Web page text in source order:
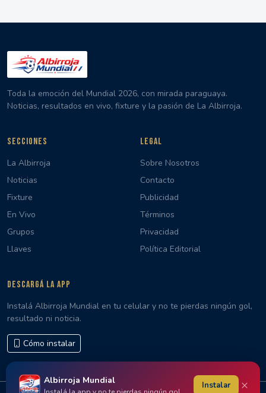
Toda la emoción del Mundial 2026, con mirada paraguaya.
Noticias, resultados en vivo, fixture y la pasión de La Albirroja.
SECCIONES
La Albirroja
Noticias
Fixture
En Vivo
Grupos
Llaves
LEGAL
Sobre Nosotros
Contacto
Publicidad
Términos
Privacidad
Política Editorial
DESCARGÁ LA APP
Instalá Albirroja Mundial en tu celular y no te pierdas ningún gol,
resultado ni noticia.
Cómo instalar
Albirroja Mundial Instalar ×